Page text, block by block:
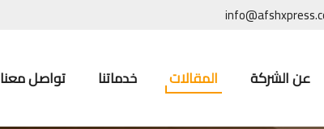
عن الشركة المقالات خدماتنا تواصل معنا